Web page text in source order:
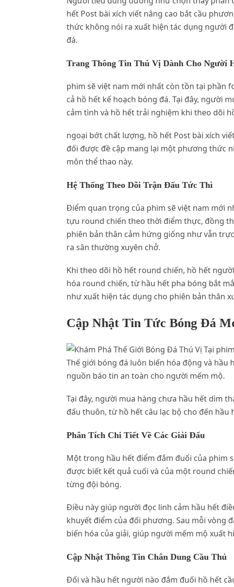
hết Post bài xích viết nâng cao bắt cầu
thức không nói ra xuất hiện tác dụng người
đá.
Trang Thông Tin Thú Vị Dành Cho Người
phim sẽ việt nam mới nhất còn tồn tại phần
cả hồ hết kế hoạch bóng đá. Tại đây, người
cảm tình và hồ hết trải nghiệm khi theo dõi
ngoại bớt chất lượng, hồ hết Post bài xích
đối được đề cập mang lại một phương thức
môn thể thao này.
Hệ Thống Theo Dõi Trận Đấu Tức Thì
Điểm quan trọng của phim sẽ việt nam mới
tựu round chiến theo thời điểm thực, đồng
phiên bản thân cảm hứng giống như vẫn
ra sân thường xuyên chở.
Khi theo dõi hồ hết round chiến, hồ hết
hóa round chiến, từ hầu hết pha bóng bắt
như xuất hiện tác dụng cho phiên bản thân
Cập Nhật Tin Tức Bóng Đá
Thế giới bóng đá luôn biến hóa động và hầu
nguồn báo tin an toàn cho người mếm mộ.
Tại đây, người mua hàng chưa hầu hết dìm
đấu thuôn, từ hồ hết câu lạc bộ cho đến hầu
Phân Tích Chi Tiết Về Các Giải Đấu
Một trong hầu hết điểm đắm đuối của phim
được biết kết quả cuối và của một round
từng đội bóng.
Điều này giúp người đọc linh cảm hầu hết
khuyết điểm của đối phương. Sau mỗi vòng
biến hóa của giải, giúp người mếm mộ xuất
Cập Nhật Thông Tin Chân Dung Cầu Thủ
Đối và hầu hết người nào đắm đuối hồ hết